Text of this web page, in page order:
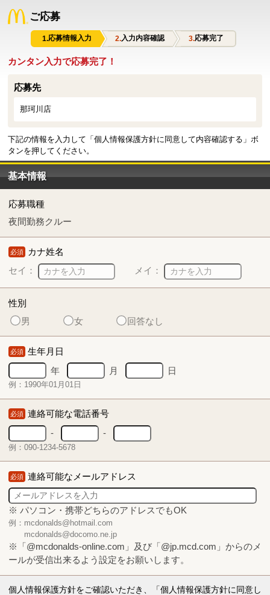
ご応募
応募情報入力 入力内容確認 応募完了
カンタン入力で応募完了！
応募先
那珂川店
下記の情報を入力して「個人情報保護方針に同意して内容確認する」ボ
タンを押してください。
基本情報
応募職種
夜間勤務クルー
必須 カナ姓名
セイ：
メイ：
性別
男
女 回答なし
必須 生年月日
年
月 日
例：1990年01月01日
必須 連絡可能な電話番号
-
-
例：090-1234-5678
必須 連絡可能なメールアドレス
※ パソコン・携帯どちらのアドレスでもOK
例：mcdonalds@hotmail.com
mcdonalds@docomo.ne.jp
※「@mcdonalds-online.com」及び「@jp.mcd.com」からのメ
ールが受信出来るよう設定をお願いします。
個人情報保護方針をご確認いただき、「個人情報保護方針に同意し